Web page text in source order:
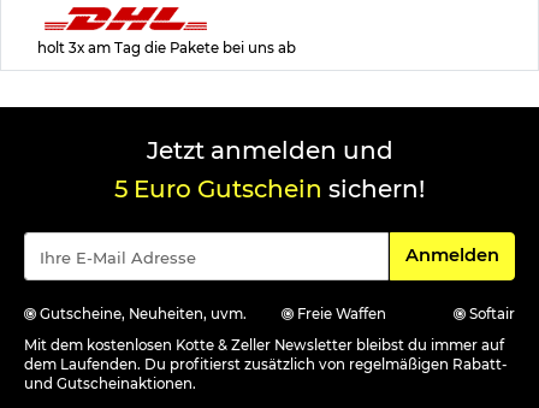
holt 3x am Tag die Pakete bei uns ab
Jetzt anmelden und
5 Euro Gutschein sichern!
Für den
Anmelden
Gutscheine, Neuheiten, uvm. Freie Waffen
Softair
Mit dem kostenlosen Kotte & Zeller Newsletter bleibst du immer auf
dem Laufenden. Du profitierst zusätzlich von regelmäßigen Rabatt-
und Gutscheinaktionen.